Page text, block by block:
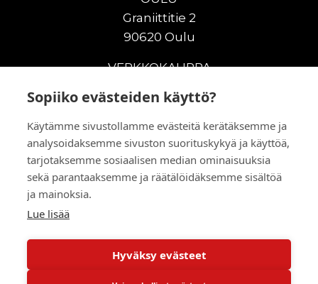
Sopiiko evästeiden käyttö?
Käytämme sivustollamme evästeitä kerätäksemme ja
analysoidaksemme sivuston suorituskykyä ja käyttöä,
tarjotaksemme sosiaalisen median ominaisuuksia
sekä parantaaksemme ja räätälöidäksemme sisältöä
ja mainoksia.
Lue lisää
Hyväksy evästeet
Graniittitie 2
90620 Oulu
VERKKOKAUPPA
Uudet maanrakennuskoneet
Vuokrakoneet
Kampanjat
Vaihtokoneet
© 2026 RealMachinery Oy